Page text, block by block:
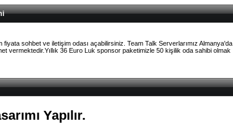
sohbet ve iletişim odası açabilirsiniz. Team Talk Serverlarımız Almanya'da
vermektedir.Yıllık 36 Euro Luk sponsor paketimizle 50 kişilik oda sahibi olmak
Yapılır.